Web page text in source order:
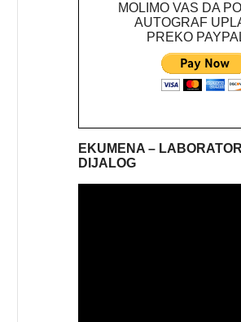
MOLIMO VAS DA
AUTOGRAF
PREKO
EKUMENA –
DIJALOG